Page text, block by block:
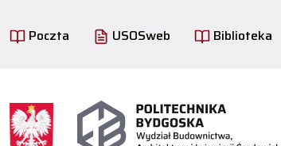
Poczta USOSweb Biblioteka